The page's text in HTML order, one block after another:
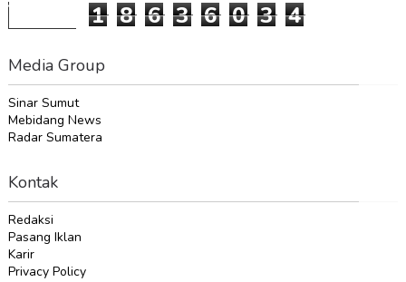
1 8 6 3 6 0 3 4
Media Group
Sinar Sumut
Mebidang News
Radar Sumatera
Kontak
Redaksi
Pasang Iklan
Karir
Privacy Policy